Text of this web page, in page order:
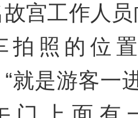
宫工作人
拍照的位
就是游客一